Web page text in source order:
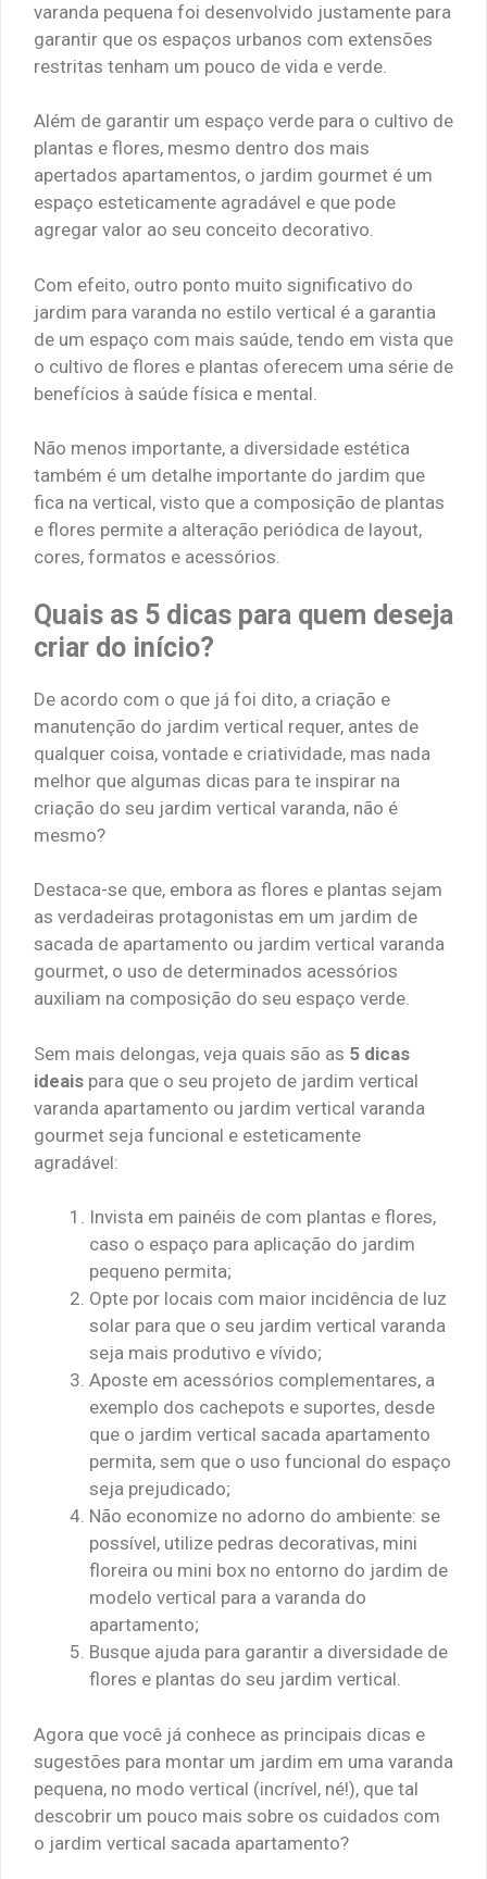
varanda pequena foi desenvolvido justamente para
garantir que os espaços urbanos com extensões
restritas tenham um pouco de vida e verde.
Além de garantir um espaço verde para o cultivo de
plantas e flores, mesmo dentro dos mais
apertados apartamentos, o jardim gourmet é um
espaço esteticamente agradável e que pode
agregar valor ao seu conceito decorativo.
Com efeito, outro ponto muito significativo do
jardim para varanda no estilo vertical é a garantia
de um espaço com mais saúde, tendo em vista que
o cultivo de flores e plantas oferecem uma série de
benefícios à saúde física e mental.
Não menos importante, a diversidade estética
também é um detalhe importante do jardim que
fica na vertical, visto que a composição de plantas
e flores permite a alteração periódica de layout,
cores, formatos e acessórios.
Quais as 5 dicas para quem deseja
criar do início?
De acordo com o que já foi dito, a criação e
manutenção do jardim vertical requer, antes de
qualquer coisa, vontade e criatividade, mas nada
melhor que algumas dicas para te inspirar na
criação do seu jardim vertical varanda, não é
mesmo?
Destaca-se que, embora as flores e plantas sejam
as verdadeiras protagonistas em um jardim de
sacada de apartamento ou jardim vertical varanda
gourmet, o uso de determinados acessórios
auxiliam na composição do seu espaço verde.
Sem mais delongas, veja quais são as 5 dicas
ideais para que o seu projeto de jardim vertical
varanda apartamento ou jardim vertical varanda
gourmet seja funcional e esteticamente
agradável:
Invista em painéis de com plantas e flores,
caso o espaço para aplicação do jardim
pequeno permita;
Opte por locais com maior incidência de luz
solar para que o seu jardim vertical varanda
seja mais produtivo e vívido;
Aposte em acessórios complementares, a
exemplo dos cachepots e suportes, desde
que o jardim vertical sacada apartamento
permita, sem que o uso funcional do espaço
seja prejudicado;
Não economize no adorno do ambiente: se
possível, utilize pedras decorativas, mini
floreira ou mini box no entorno do jardim de
modelo vertical para a varanda do
apartamento;
Busque ajuda para garantir a diversidade de
flores e plantas do seu jardim vertical.
Agora que você já conhece as principais dicas e
sugestões para montar um jardim em uma varanda
pequena, no modo vertical (incrível, né!), que tal
descobrir um pouco mais sobre os cuidados com
o jardim vertical sacada apartamento?